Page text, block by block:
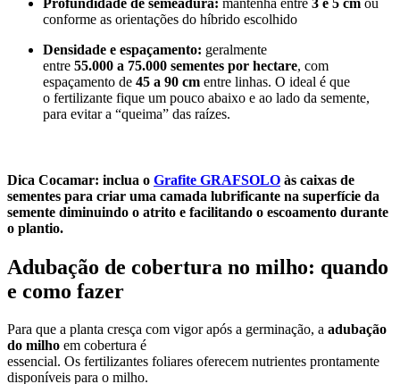
Profundidade de semeadura: mantenha entre 3 e 5 cm ou
conforme as orientações do híbrido escolhido
Densidade e espaçamento: geralmente
entre 55.000 a 75.000 sementes por hectare, com
espaçamento de 45 a 90 cm entre linhas. O ideal é que
o fertilizante fique um pouco abaixo e ao lado da semente,
para evitar a “queima” das raízes.
Dica Cocamar: inclua o Grafite GRAFSOLO às caixas de
sementes para criar uma camada lubrificante na superfície da
semente diminuindo o atrito e facilitando o escoamento durante
o plantio.
Adubação de cobertura no milho: quando
e como fazer
Para que a planta cresça com vigor após a germinação, a adubação
do milho em cobertura é
essencial. Os fertilizantes foliares oferecem nutrientes prontamente
disponíveis para o milho.